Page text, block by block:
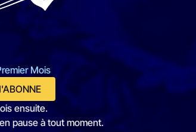
Mois
ensuite.
pause à tout moment.